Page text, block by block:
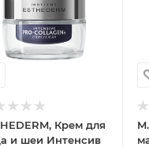
Крем для
и шеи Интенсив